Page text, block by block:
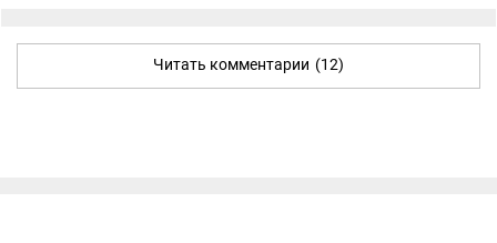
Читать комментарии (12)